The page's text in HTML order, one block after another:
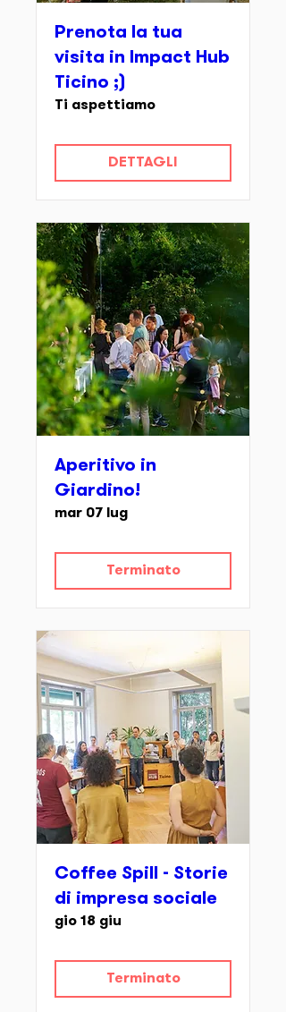
Prenota la tua
visita in Impact Hub
Ticino ;)
Ti aspettiamo
DETTAGLI
Aperitivo in
Giardino!
mar 07 lug
Terminato
Coffee Spill - Storie
di impresa sociale
gio 18 giu
Terminato